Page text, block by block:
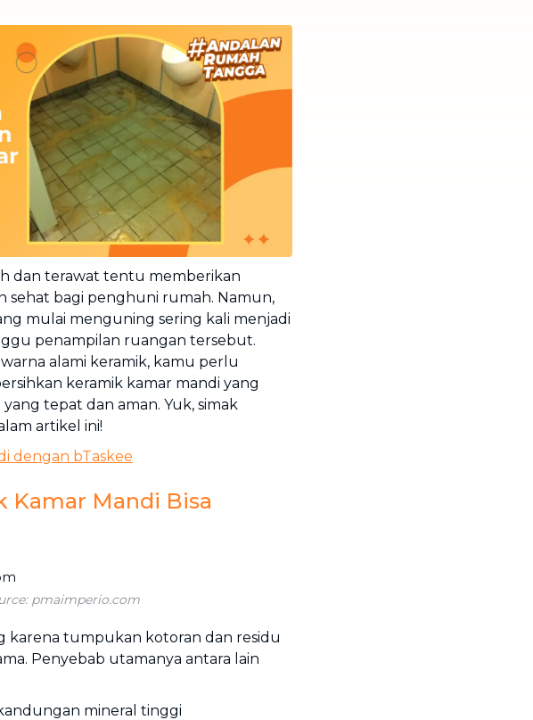
sofa, kasur,
profesional
relokasi
dan terawat tentu memberikan
sehat bagi penghuni rumah. Namun,
mulai menguning sering kali menjadi
penampilan ruangan tersebut.
alami keramik, kamu perlu
keramik kamar mandi yang
tepat dan aman. Yuk, simak
artikel ini!
dengan bTaskee
Kamar Mandi Bisa
pmaimperio.com
karena tumpukan kotoran dan residu
Penyebab utamanya antara lain
mineral tinggi